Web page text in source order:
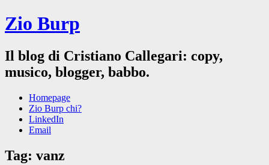
Zio Burp
Il blog di Cristiano Callegari: copy,
musico, blogger, babbo.
Homepage
Zio Burp chi?
LinkedIn
Email
Tag: vanz